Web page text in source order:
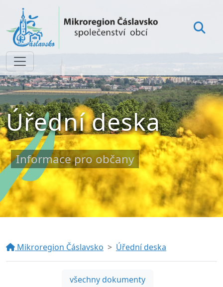
Úřední deska
Informace pro občany
Mikroregion Čáslavsko Úřední deska
všechny dokumenty